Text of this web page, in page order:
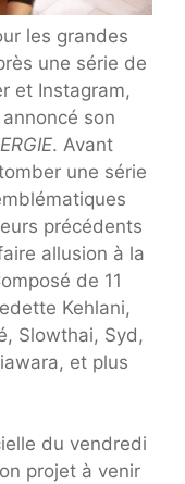
les grandes
une série de
et Instagram,
son
. Avant
une série
précédents
allusion à la
de 11
Kehlani,
Slowthai, Syd,
et plus
du vendredi
projet à venir